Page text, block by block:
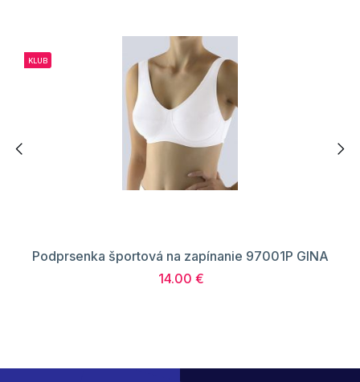
KLUB
Podprsenka športová na zapínanie 97001P GINA
14.00 €